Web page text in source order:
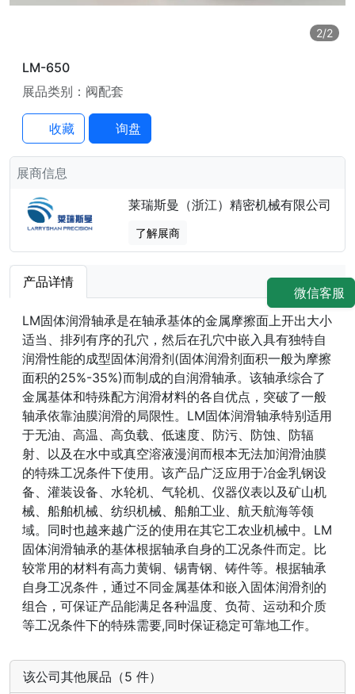
2/2
LM-650
展品类别：阀配套
收藏 询盘
展商信息
莱瑞斯曼（浙江）精密机械有限公司
了解展商
产品详情
LM固体润滑轴承是在轴承基体的金属摩擦面上开出大小
适当、排列有序的孔穴，然后在孔穴中嵌入具有独特自
润滑性能的成型固体润滑剂(固体润滑剂面积一般为摩擦
面积的25%-35%)而制成的自润滑轴承。该轴承综合了
金属基体和特殊配方润滑材料的各自优点，突破了一般
轴承依靠油膜润滑的局限性。LM固体润滑轴承特别适用
于无油、高温、高负载、低速度、防污、防蚀、防辐
射、以及在水中或真空溶液漫润而根本无法加润滑油膜
的特殊工况条件下使用。该产品广泛应用于冶金乳钢设
备、灌装设备、水轮机、气轮机、仪器仪表以及矿山机
械、船舶机械、纺织机械、船舶工业、航天航海等领
域。同时也越来越广泛的使用在其它工农业机械中。LM
固体润滑轴承的基体根据轴承自身的工况条件而定。比
较常用的材料有高力黄铜、锡青钢、铸件等。根据轴承
自身工况条件，通过不同金属基体和嵌入固体润滑剂的
组合，可保证产品能满足各种温度、负荷、运动和介质
等工况条件下的特殊需要,同时保证稳定可靠地工作。
该公司其他展品（5 件）
微信客服